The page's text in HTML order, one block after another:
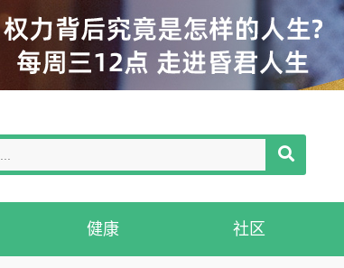
健康 社区